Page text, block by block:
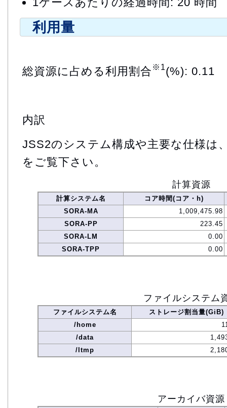
利用量
総資源に占める利用割合 ※1(%): 0.11
内訳
JSS2のシステム構成や主要な仕様は
をご覧下さい。
計算資源
計算システム名
コア時間(コア・h)
SORA-MA
1,009,475.98
SORA-PP
223.45
SORA-LM
0.00
SORA-TPP
0.00
ファイルシステム
ファイルシステム名
ストレージ割当量(GiB)
/home
/data
/ltmp
アーカイバ資源